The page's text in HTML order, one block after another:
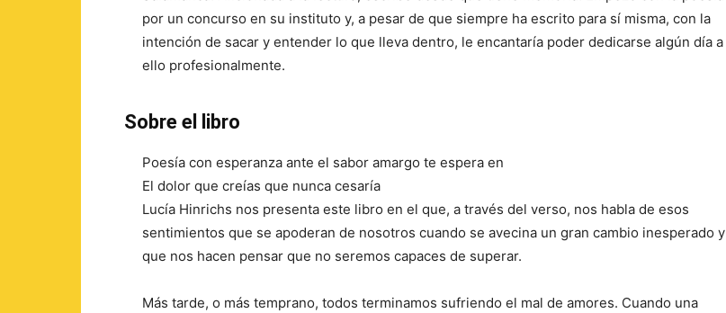
por un concurso en su instituto y, a pesar de que siempre ha escrito para sí misma, con la
intención de sacar y entender lo que lleva dentro, le encantaría poder dedicarse algún día a
ello profesionalmente.
Sobre el libro
Poesía con esperanza ante el sabor amargo te espera en
El dolor que creías que nunca cesaría
Lucía Hinrichs nos presenta este libro en el que, a través del verso, nos habla de esos
sentimientos que se apoderan de nosotros cuando se avecina un gran cambio inesperado y
que nos hacen pensar que no seremos capaces de superar.
Más tarde, o más temprano, todos terminamos sufriendo el mal de amores. Cuando una